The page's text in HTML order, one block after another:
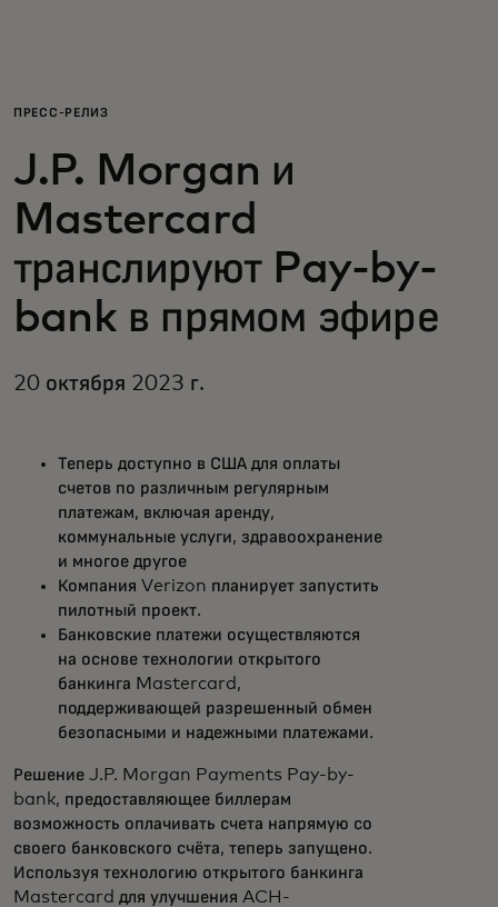
Для бизнеса
Для всего мира
Для новаторов
Новости и тренды
ПРЕСС-РЕЛИЗ
J.P. Morgan и
Mastercard
транслируют Pay-by-
bank в прямом эфире
20 октября 2023 г.
Теперь доступно в США для оплаты
счетов по различным регулярным
платежам, включая аренду,
коммунальные услуги, здравоохранение
и многое другое
Компания Verizon планирует запустить
пилотный проект.
Банковские платежи осуществляются
на основе технологии открытого
банкинга Mastercard,
поддерживающей разрешенный обмен
безопасными и надежными платежами.
Решение J.P. Morgan Payments Pay-by-
bank, предоставляющее биллерам
возможность оплачивать счета напрямую со
своего банковского счёта, теперь запущено.
Используя технологию открытого банкинга
Mastercard для улучшения ACH-